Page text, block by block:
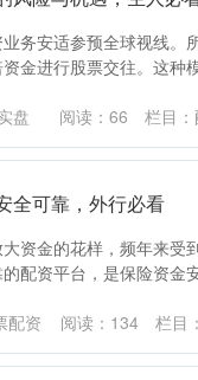
务安适参预全球视线。
金进行股票交往。这种
盘 阅读： 66 栏目：
全可靠，外行必看
资金的花样，频年来受
配资平台，是保险资金
配资 阅读： 134 栏目：